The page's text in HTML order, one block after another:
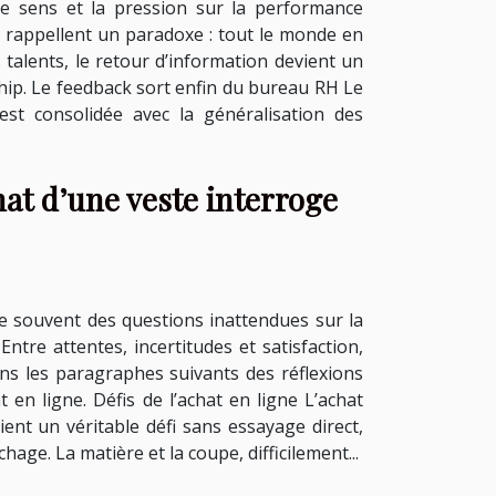
sens et la pression sur la performance
un paradoxe : tout le monde en
talents, le retour d’information devient un
Le feedback sort enfin du bureau RH Le
consolidée avec la généralisation des
d’une veste interroge
souvent des questions inattendues sur la
attentes, incertitudes et satisfaction,
les paragraphes suivants des réflexions
ligne. Défis de l’achat en ligne L’achat
un véritable défi sans essayage direct,
La matière et la coupe, difficilement...